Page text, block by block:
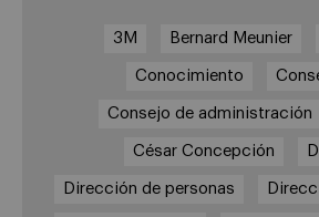
3M Bernard Meunier
Conocimiento
Consejo de administración
César Concepción
Dirección de personas